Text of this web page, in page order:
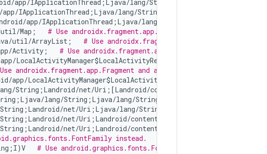
app/IApplicationThread;Ljava/lang/String;Landroid/
app/IApplicationThread;Ljava/lang/String;Landroid/content/
app/IApplicationThread;Ljava/lang/String;Landroid/
util/Map; # Use androidx.fragment.app.Fragment and
util/ArrayList; # Use androidx.fragment.app.Fragment and
app/Activity; # Use androidx.fragment.app.Fragment and
app/LocalActivityManager$LocalActivityRecord;
androidx.fragment.app.Fragment and
app/LocalActivityManager$LocalActivityRecord;I)V
String;Landroid/net/Uri;[Landroid/content/ContentValues;)I
lang/String;Ljava/lang/String;Landroid/os/
String;Landroid/net/Uri;Ljava/lang/String;[Ljava/lang/String;)I
net/Uri;Landroid/content/
String;Landroid/net/Uri;Landroid/content/ContentValues;Ljava/
instead.
# Use android.graphics.fonts.FontFamily instead.